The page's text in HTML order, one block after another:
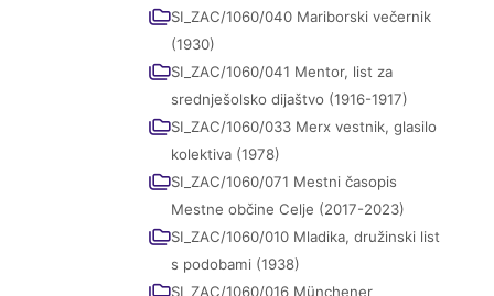
SI_ZAC/1060/040 Mariborski večernik
(1930)
SI_ZAC/1060/041 Mentor, list za
srednješolsko dijaštvo (1916-1917)
SI_ZAC/1060/033 Merx vestnik, glasilo
kolektiva (1978)
SI_ZAC/1060/071 Mestni časopis
Mestne občine Celje (2017-2023)
SI_ZAC/1060/010 Mladika, družinski list
s podobami (1938)
SI_ZAC/1060/016 Münchener